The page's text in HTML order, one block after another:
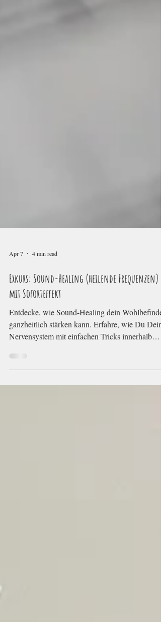
Apr 7 4 min read
Exkurs: Sound-Healing (heilende Frequenzen)
mit Soforteffekt
ganzheitlich stärken kann. Erfahre, wie Du Dein
Nervensystem mit einfachen Tricks innerhalb
weniger Minuten beruhigen kannst.